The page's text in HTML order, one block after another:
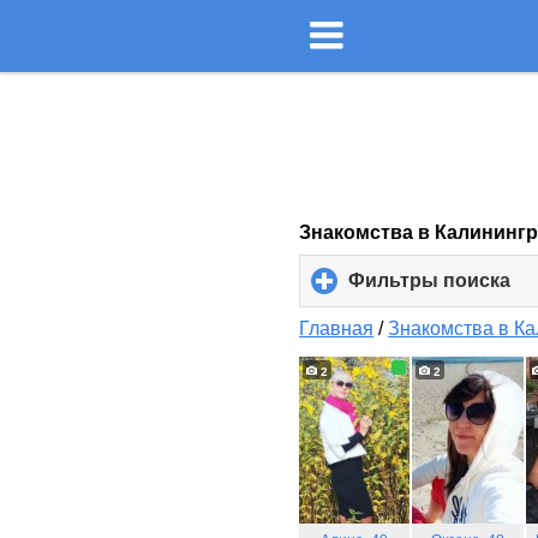
Знакомства в
Фильтры поиска
to
Главная /Знакомства в
2 2